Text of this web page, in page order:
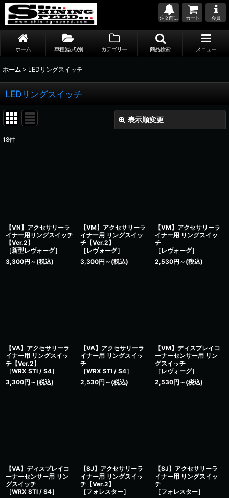
注文前に カート 会員
ホーム 車種(型式)別 カテゴリー 商品検索 メニュー
ホーム > LEDリングスイッチ
LEDリングスイッチ
表示順変更
絞り込む
18件
【VN】アクセサリーラ
イナー用リングスイッチ
【Ver.2】
［新型レヴォーグ］
3,300円 ～ (税込)
【VM】アクセサリーラ
イナー用 リングスイッ
チ【Ver.2】
［レヴォーグ］
3,300円 ～ (税込)
【VM】アクセサリーラ
イナー用 リングスイッ
チ
［レヴォーグ］
2,530円 ～ (税込)
【VA】アクセサリーラ
イナー用 リングスイッ
チ【Ver.2】
［WRX STI / S4］
3,300円 ～ (税込)
【VA】アクセサリーラ
イナー用 リングスイッ
チ
［WRX STI / S4］
2,530円 ～ (税込)
【VM】ディスプレイコ
ーナーセンサー用 リン
グスイッチ
［レヴォーグ］
2,530円 ～ (税込)
【VA】ディスプレイコ
ーナーセンサー用 リン
グスイッチ
［WRX STI / S4］
【SJ】アクセサリーラ
イナー用 リングスイッ
チ【Ver.2】
［フォレスター］
【SJ】アクセサリーラ
イナー用 リングスイッ
チ
［フォレスター］